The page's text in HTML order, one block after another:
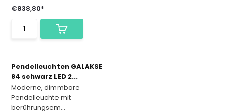
€838,80*
Pendelleuchten GALAKSE
84 schwarz LED 2...
Moderne, dimmbare
Pendelleuchte mit
berührungsem...